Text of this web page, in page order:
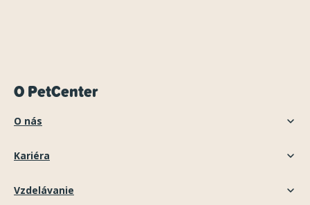
O PetCenter
O nás
Kariéra
Vzdelávanie